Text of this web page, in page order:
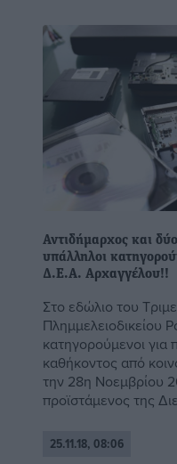
Αντιδήμαρχος και
υπάλληλοι
Δ.Ε.Α. Αρχαγγέλου!!
Στο εδώλιο του
Πλημμελειοδικείου
κατηγορούμενοι για
καθήκοντος από
την 28η Νοεμβρίου
προϊστάμενος της
25.11.18, 08:06